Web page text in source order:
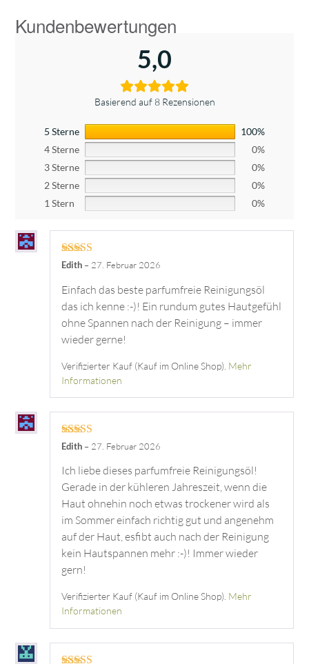
5,0
Basierend auf 8 Rezensionen
5 Sterne
100%
4 Sterne
0%
3 Sterne
0%
2 Sterne
0%
1 Stern
0%
Bewertet mit
Edith – 27. Februar 2026
Einfach das beste parfumfreie Reinigungsöl
das ich kenne :-)! Ein rundum gutes Hautgefühl
ohne Spannen nach der Reinigung – immer
wieder gerne!
Verifizierter Kauf (Kauf im Online Shop). Mehr
Informationen
Bewertet mit
Edith – 27. Februar 2026
Ich liebe dieses parfumfreie Reinigungsöl!
Gerade in der kühleren Jahreszeit, wenn die
Haut ohnehin noch etwas trockener wird als
im Sommer einfach richtig gut und angenehm
auf der Haut, esfibt auch nach der Reinigung
kein Hautspannen mehr :-)! Immer wieder
gern!
Verifizierter Kauf (Kauf im Online Shop). Mehr
Informationen